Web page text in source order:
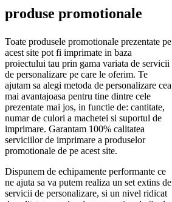
produse promotionale
Toate produsele promotionale prezentate pe
acest site pot fi imprimate in baza
proiectului tau prin gama variata de servicii
de personalizare pe care le oferim. Te
ajutam sa alegi metoda de personalizare cea
mai avantajoasa pentru tine dintre cele
prezentate mai jos, in functie de: cantitate,
numar de culori a machetei si suportul de
imprimare. Garantam 100% calitatea
serviciilor de imprimare a produselor
promotionale de pe acest site.
Dispunem de echipamente performante ce
ne ajuta sa va putem realiza un set extins de
servicii de personalizare, si un nivel ridicat